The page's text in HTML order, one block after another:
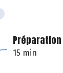
Préparation
15 min